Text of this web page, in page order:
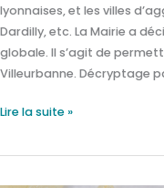
lyonnaises, et les villes
Dardilly, etc. La Mairie a
globale. Il s’agit de
Villeurbanne. Décryptage
Lire la suite »